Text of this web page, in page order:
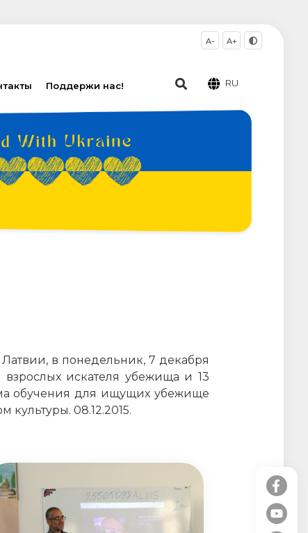
Поддержи нас!
A- A+
RU
в понедельник, 7 декабря
искателя убежища и 13
обучения для ищущих убежище
культуры. 08.12.2015.